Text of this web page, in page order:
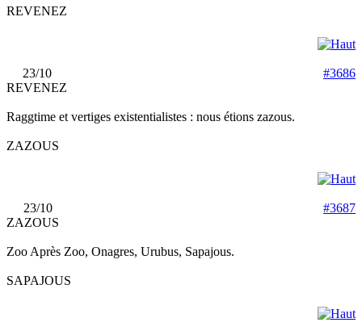
REVENEZ
23/10
#3686
REVENEZ
Raggtime et vertiges existentialistes : nous étions zazous.
ZAZOUS
23/10
#3687
ZAZOUS
Zoo Après Zoo, Onagres, Urubus, Sapajous.
SAPAJOUS